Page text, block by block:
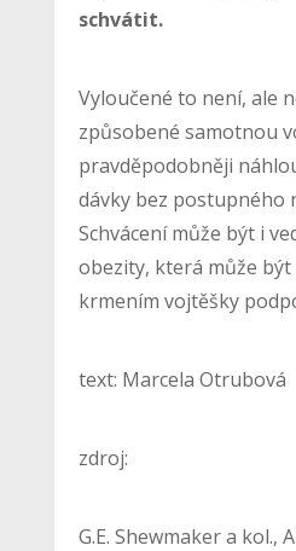
schvátit.
Vyloučené to není, ale
způsobené samotnou
pravděpodobněji
dávky bez postupného
Schvácení může být i
obezity, která může být
krmením vojtěšky
text: Marcela Otrubová
zdroj:
G.E. Shewmaker a kol.,